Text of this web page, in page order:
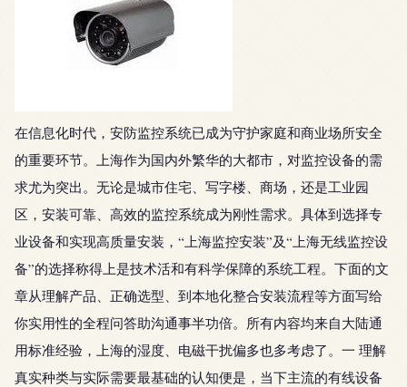
在信息化时代，安防监控系统已成为守护家庭和商业场所安全
的重要环节。上海作为国内外繁华的大都市，对监控设备的需
求尤为突出。无论是城市住宅、写字楼、商场，还是工业园
区，安装可靠、高效的监控系统成为刚性需求。具体到选择专
业设备和实现高质量安装，“上海监控安装”及“上海无线监控设
备”的选择称得上是技术活和有科学保障的系统工程。下面的文
章从理解产品、正确选型、到本地化整合安装流程等方面写给
你实用性的全程问答助沟通事半功倍。所有内容均来自大陆通
用标准经验，上海的湿度、电磁干扰偏多也多考虑了。一 理解
真实种类与实际需要最基础的认知便是，当下主流的有线设备